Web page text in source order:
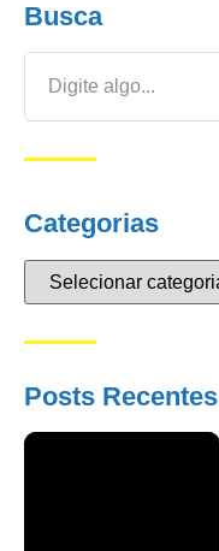
Busca
Categorias
Posts Recentes